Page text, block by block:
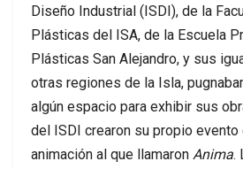
Diseño Industrial (ISDI), de la
Plásticas del ISA, de la Escuela
Plásticas San Alejandro, y sus
otras regiones de la Isla,
algún espacio para exhibir sus
del ISDI crearon su propio
animación al que llamaron Anima.